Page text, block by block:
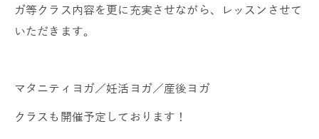
ガ等クラス内容を更に充実させながら、レッスンさせて
いただきます。
マタニティヨガ／妊活ヨガ／産後ヨガ
クラスも開催予定しております！